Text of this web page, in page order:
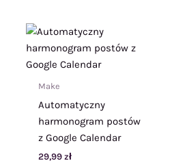
Make
Automatyczny
harmonogram postów
z Google Calendar
29,99 zł